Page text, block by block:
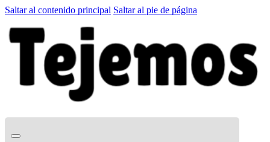
Saltar al contenido principal Saltar al pie de página